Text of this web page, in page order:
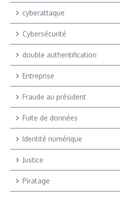
cyberattaque
Cybersécurité
double authentification
Entreprise
Fraude au président
Fuite de données
Identité numérique
Justice
Piratage